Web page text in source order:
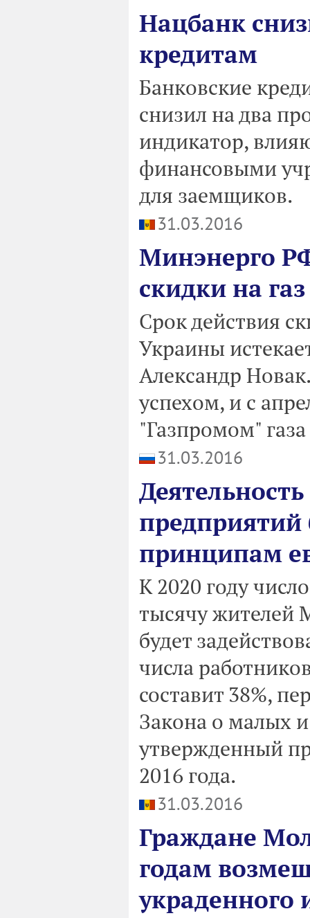
Нацбанк
кредитам
Банковские
снизил на два
индикатор,
финансовыми
для заемщиков.
31.03.2016
Минэнерго
скидки на
Срок действия
Украины
Александр
успехом, и с
"Газпромом"
31.03.2016
предприятий
принципам
К 2020 году
тысячу жителей
будет
числа
составит 38%,
Закона о малых
утвержденный
2016 года.
31.03.2016
Граждане
годам
украденного